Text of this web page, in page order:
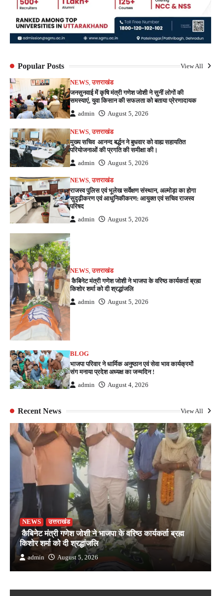
Popular Posts View All
NEWS,उत्तराखंड
जनसुनवाई में कृषि मंत्री गणेश जोशी ने सुनीं लोगों की
समस्याएं, युवा किसान की सफलता को बताया प्रेरणादायक
admin August 5, 2026
NEWS ,उत्तराखंड
मुख्य सचिव आनन्द बर्द्धन ने बुधवार को वाह्य सहायतित
परियोजनाओं की प्रगति की समीक्षा की।
admin August 5, 2026
NEWS ,उत्तराखंड
राजस्व पुलिस एवं भूलेख सर्वेक्षण संस्थान, अल्मोड़ा का होगा
सुदृढ़ीकरण एवं आधुनिकीकरण: आयुक्त एवं सचिव राजस्व
परिषद
admin August 5, 2026
NEWS,उत्तराखंड
कैबिनेट मंत्री गणेश जोशी ने भाजपा के वरिष्ठ कार्यकर्ता ब्रह्म
किशोर शर्मा को दी श्रद्धांजलि
admin August 5, 2026
BLOG
भाजपा परिवार ने धार्मिक अनुष्ठान एवं सेवा भाव कार्यक्रमों
संग मनाया प्रदेश अध्यक्ष का जन्मदिन !
admin August 4, 2026
Recent News View All
NEWS उत्तराखंड
कैबिनेट मंत्री गणेश जोशी ने भाजपा के वरिष्ठ कार्यकर्ता ब्रह्म
किशोर शर्मा को दी श्रद्धांजलि
admin August 5, 2026